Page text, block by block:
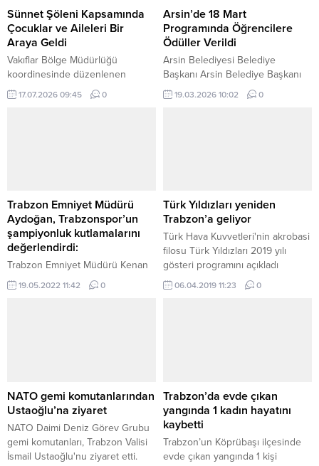
Sünnet Şöleni Kapsamında
Çocuklar ve Aileleri Bir
Araya Geldi
Vakıflar Bölge Müdürlüğü
koordinesinde düzenlenen
Sünnet Şöleni kapsamında
sünnet olacak çocuklar ve
çocukların katılımıyla
gerçekleştirildi. Trabzon Valiliği
17.07.2026 09:45 0
Arsin’de 18 Mart
Programında Öğrencilere
Ödüller Verildi
Arsin Belediyesi Belediye
Başkanı Arsin Belediye Başkanı
Hamza Bilgin, Arsin Kaymakamı
Şule Demirtaş ile birlikte Mehmet
önemine ilişkin düzenlenen
yarışmalarda dereceye giren
öğrencilere hediyeleri takdim
edildi. Yetkililer,...
19.03.2026 10:02 0
Trabzon Emniyet Müdürü
Aydoğan, Trabzonspor’un
şampiyonluk kutlamalarını
değerlendirdi:
Trabzon Emniyet Müdürü Kenan
Aydoğan, Spor Toto Süper Lig’de
Trabzonspor’un şampiyonluğunu
meydanlarda toplandığında
kimsenin burnu kanamadan
kutlama yapması örnektir. Ben
çok saygı duydum gerçekten. Bu
kutlama tüm dünyaya...
19.05.2022 11:42 0
Türk Yıldızları yeniden
Trabzon’a geliyor
Türk Hava Kuvvetleri'nin akrobasi
filosu Türk Yıldızları 2019 yılı
gösteri programını açıkladı
06.04.2019 11:23 0
NATO gemi komutanlarından
Ustaoğlu’na ziyaret
NATO Daimi Deniz Görev Grubu
gemi komutanları, Trabzon Valisi
İsmail Ustaoğlu'nu ziyaret etti.
Trabzon’da evde çıkan
yangında 1 kadın hayatını
kaybetti
Trabzon’un Köprübaşı ilçesinde
evde çıkan yangında 1 kişi